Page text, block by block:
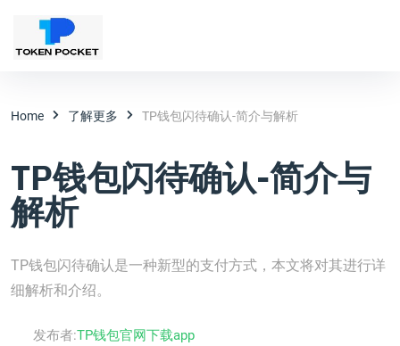
Home 了解更多 TP钱包闪待确认-简介与解析
TP钱包闪待确认-简介与
解析
TP钱包闪待确认是一种新型的支付方式，本文将对其进行详
细解析和介绍。
发布者:TP钱包官网下载app